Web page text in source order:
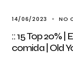
14/06/2023 NO
:: 15 Top 20%
comida | Old